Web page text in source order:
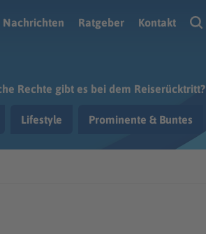
Nachrichten Ratgeber Kontakt
Rechte gibt es bei dem Reiserücktritt?
Lifestyle Prominente & Buntes